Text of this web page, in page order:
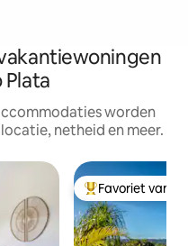
Plata
worden
netheid en meer.
Topfavoriet van
Favoriet van